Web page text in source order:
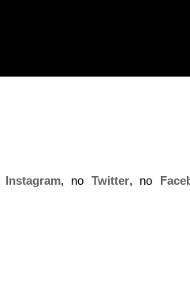
Instagram, no Twitter, no